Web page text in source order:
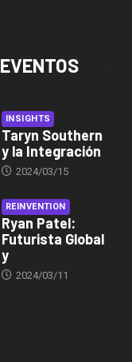
INSIGHTS
Taryn Southern
y la Integración
2024/03/15
REINVENTION
Ryan Patel:
Futurista Global
y
2024/03/11